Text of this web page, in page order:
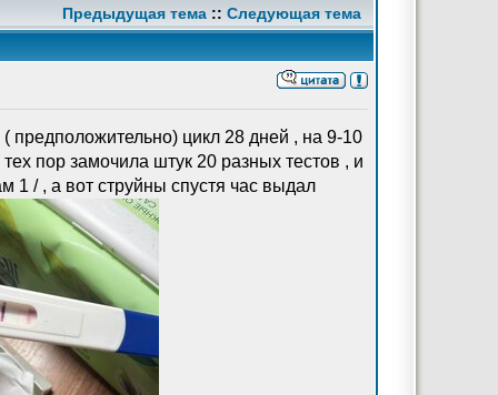
Предыдущая тема :: Следующая тема
предположительно) цикл 28 дней , на 9-10
пор замочила штук 20 разных тестов , и
1 / , а вот струйны спустя час выдал